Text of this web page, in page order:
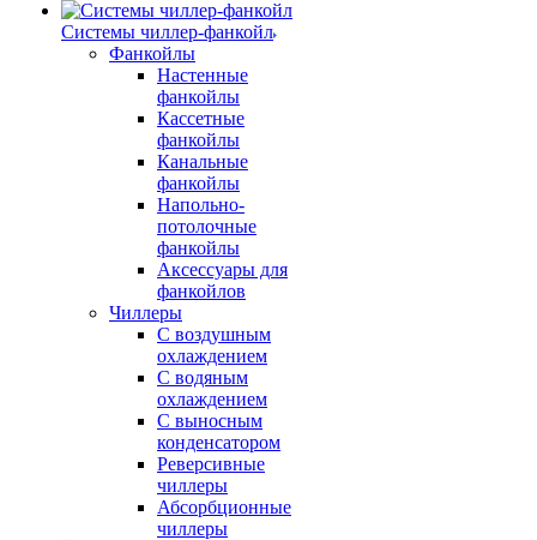
Системы чиллер-фанкойл
Фанкойлы
Настенные
фанкойлы
Кассетные
фанкойлы
Канальные
фанкойлы
Напольно-
потолочные
фанкойлы
Аксессуары для
фанкойлов
Чиллеры
С воздушным
охлаждением
С водяным
охлаждением
С выносным
конденсатором
Реверсивные
чиллеры
Абсорбционные
чиллеры